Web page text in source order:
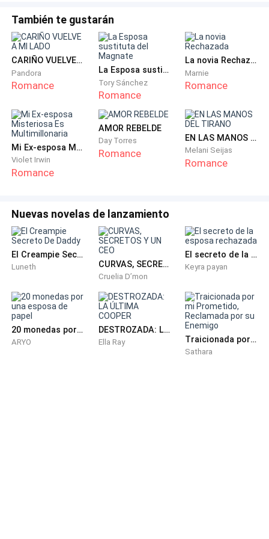
También te gustarán
CARIÑO VUELVE A MI LADO
Pandora
Romance
La Esposa sustituta del Magnate
Tory Sánchez
Romance
La novia Rechazada
Marnie
Romance
Mi Ex-esposa Misteriosa Es Multimillonaria
Violet Irwin
Romance
AMOR REBELDE
Day Torres
Romance
EN LAS MANOS DEL TIRANO
Melani Seijas
Romance
Nuevas novelas de lanzamiento
El Creampie Secreto De Daddy
Luneth CURVAS, SECRETOS Y UN CEO
Cruelia D’mon
El secreto de la esposa rechazada
Keyra payan
20 monedas por una esposa de papel
ARYO
DESTROZADA: LA ÚLTIMA COOPER
Ella Ray Traicionada por mi Prometido, Reclamada por su Enemigo
Sathara